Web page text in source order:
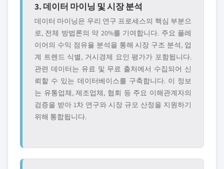
3. 데이터 마이닝 및 시장 분석
데이터 마이닝은 우리 연구 프로세스의 핵심 부분으
로, 전체 방법론의 약 20%를 기여합니다. 주요 플레
이어의 수익 점유율 분석을 통해 시장 구조 분석, 업
계 트렌드 식별, 거시경제 요인 평가가 포함됩니다.
관련 데이터는 유료 및 무료 출처에서 수집되어 신
뢰할 수 있는 데이터베이스를 구축합니다. 이 정보
는 유통업체, 제조업체, 협회 등 주요 이해관계자의
검증을 받아 1차 연구와 시장 규모 산정을 지원하기
위해 통합됩니다.